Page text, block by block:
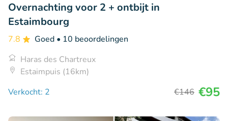
Overnachting voor 2 + ontbijt in
Estaimbourg
7.8 Goed • 10 beoordelingen
Haras des Chartreux
Estaimpuis (16km)
Verkocht: 2
€146 €95